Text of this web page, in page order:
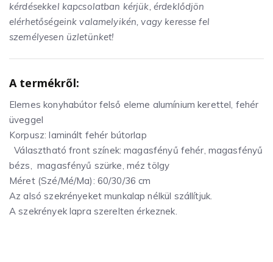
kérdésekkel kapcsolatban kérjük, érdeklődjön
elérhetőségeink valamelyikén, vagy keresse fel
személyesen üzletünket!
A termékről:
Elemes konyhabútor felső eleme alumínium kerettel, fehér
üveggel
Korpusz: laminált fehér bútorlap
Választható front színek: magasfényű fehér, magasfényű
bézs, magasfényű szürke, méz tölgy
Méret (Szé/Mé/Ma): 60/30/36 cm
Az alsó szekrényeket munkalap nélkül szállítjuk.
A szekrények lapra szerelten érkeznek.